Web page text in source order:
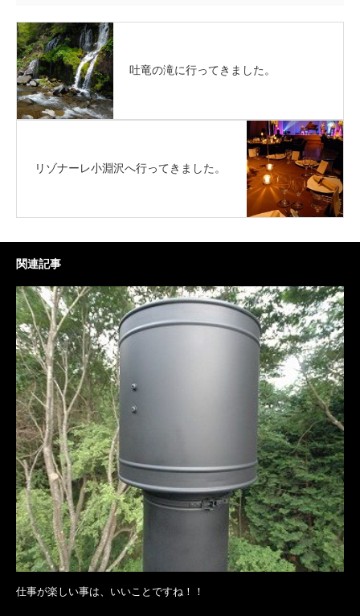
吐竜の滝に行ってきました。
リゾナーレ小淵沢へ行ってきました。
関連記事
仕事が楽しい事は、いいことですね！！